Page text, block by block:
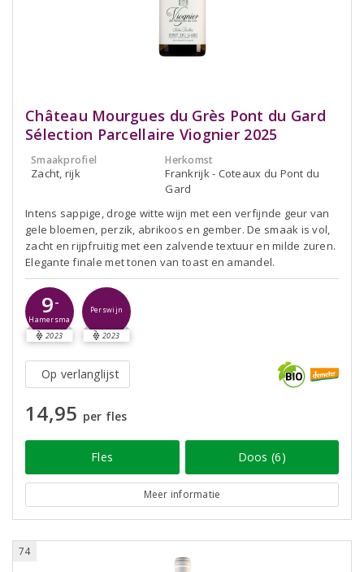
Château Mourgues du Grès Pont du Gard
Sélection Parcellaire Viognier 2025
Smaakprofiel
Zacht, rijk
Herkomst
Frankrijk - Coteaux du Pont du
Gard
Intens sappige, droge witte wijn met een verfijnde geur van
gele bloemen, perzik, abrikoos en gember. De smaak is vol,
zacht en rijpfruitig met een zalvende textuur en milde zuren.
Elegante finale met tonen van toast en amandel.
9-
Hamersma
2023
Perswijn
2023
Op verlanglijst
14,95 per fles
Fles Doos (6)
Meer informatie
74